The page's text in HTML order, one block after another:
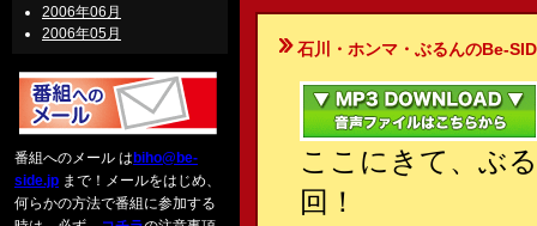
2006年06月
2006年05月
番組へのメール は biho@be-
side.jp まで！メールをはじめ、
何らかの方法で番組に参加する
石川・ホンマ・ぶるんのBe-
ここにきて、ぶ
回！